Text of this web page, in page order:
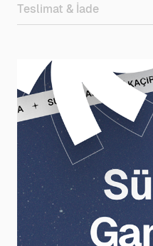
Teslimat & İade